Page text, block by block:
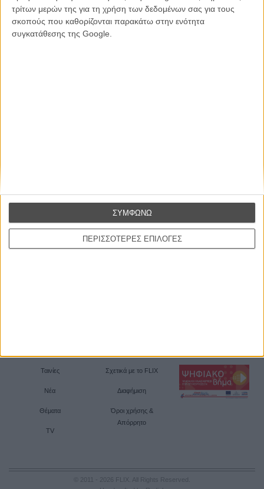
τρίτων μερών της για τη χρήση των δεδομένων σας για τους
σκοπούς που καθορίζονται παρακάτω στην ενότητα
συγκατάθεσης της Google.
ΠΕΡΙΣΣΟΤΕΡΕΣ ΕΠΙΛΟΓΕΣ
ΣΥΜΦΩΝΩ
Βιμ Βέντερς
Συνέντευξη
Ταινίες
Νέα
Θέματα
TV
Σχετικά με το FLIX
Διαφήμιση
Όροι χρήσης &
Απόρρητο
© 2011 - 2026 FLIX. All Rights Reserved.